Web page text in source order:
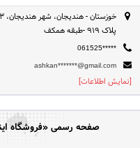
پلاک ۹۱۹ -طبقه همکف
061525*****
ashkan*******@gmail.com
[نمایش اطلاعات]
صفحه رسمی «فروشگاه